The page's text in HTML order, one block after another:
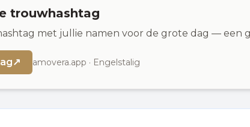
trouwhashtag
met jullie namen voor de grote dag — een
↗ amovera.app · Engelstalig